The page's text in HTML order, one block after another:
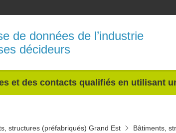
de données de l’industrie
décideurs
et des contacts qualifiés en utilisant
structures (préfabriqués) Grand Est
Bâtiments,